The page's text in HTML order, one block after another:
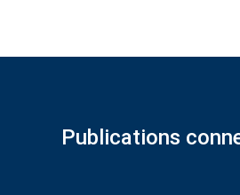
Publications